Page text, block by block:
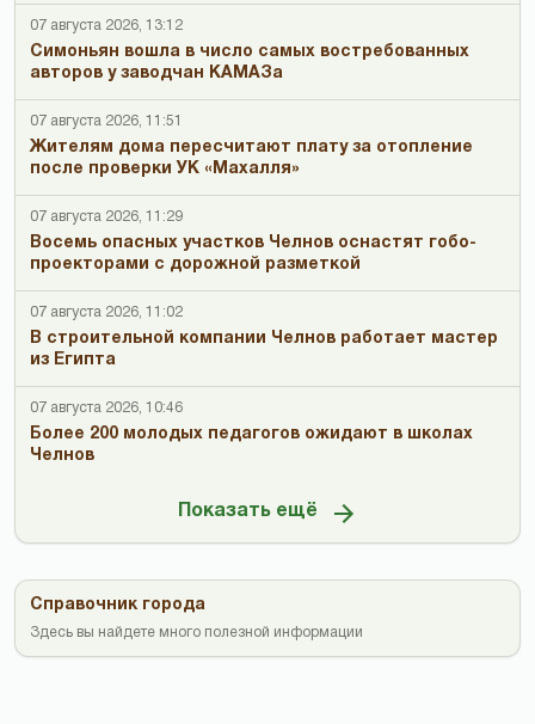
07 августа 2026, 13:12
Симоньян вошла в число самых востребованных
авторов у заводчан КАМАЗа
07 августа 2026, 11:51
Жителям дома пересчитают плату за отопление
после проверки УК «Махалля»
07 августа 2026, 11:29
Восемь опасных участков Челнов оснастят гобо-
проекторами с дорожной разметкой
07 августа 2026, 11:02
В строительной компании Челнов работает мастер
из Египта
07 августа 2026, 10:46
Более 200 молодых педагогов ожидают в школах
Челнов
Показать ещё
Справочник города
Здесь вы найдете много полезной информации